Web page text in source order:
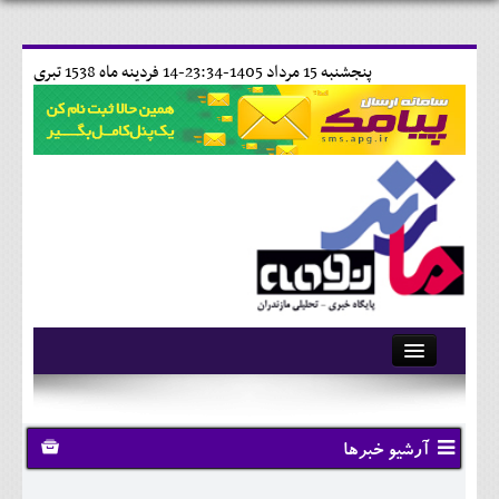
14 فردينه ماه 1538 تبری پنجشنبه 15 مرداد 1405-23:34-
آرشیو
تماس با ما
وبلاگ
آرشیو خبرها